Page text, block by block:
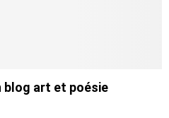
blog art et poésie